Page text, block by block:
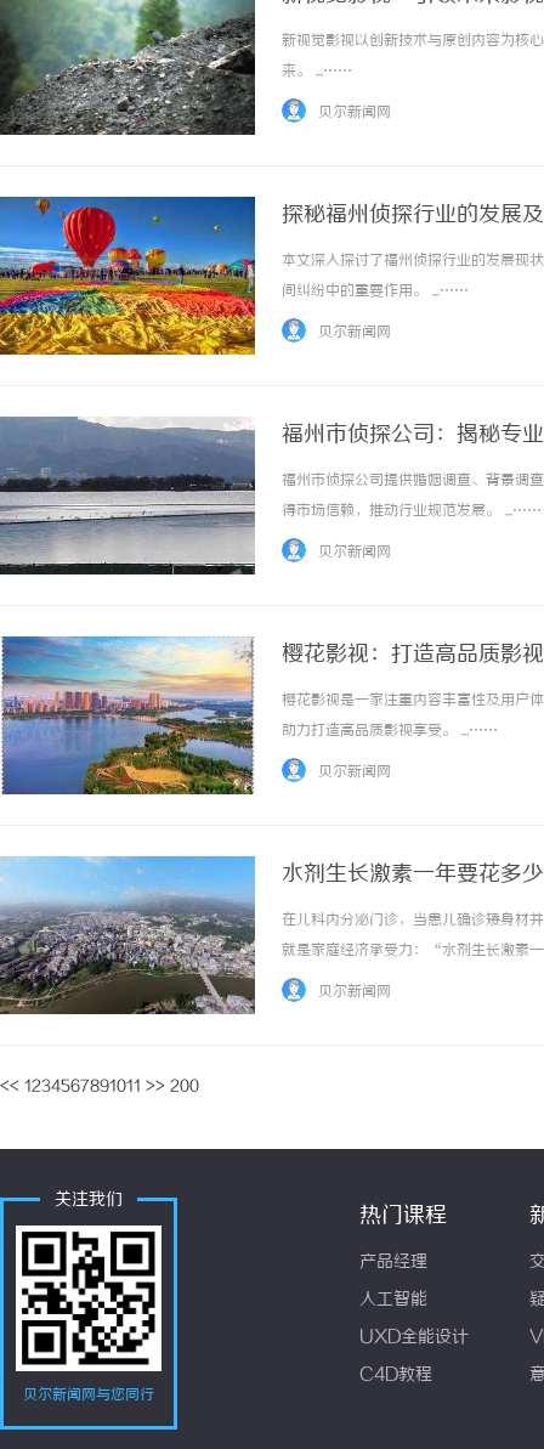
新视觉影视以创新技术与原创内容为核
来。 ...……
贝尔新闻网
探秘福州侦探行业的发展
本文深入探讨了福州侦探行业的发展现
间纠纷中的重要作用。 ...……
贝尔新闻网
福州市侦探公司：揭秘专
福州市侦探公司提供婚姻调查、背景调
得市场信赖，推动行业规范发展。 ...……
贝尔新闻网
樱花影视：打造高品质影
樱花影视是一家注重内容丰富性及用户
助力打造高品质影视享受。 ...……
贝尔新闻网
水剂生长激素一年要花多
2万元的真实费用拆解
在儿科内分泌门诊，当患儿确诊矮身材
就是家庭经济承受力：“水剂生长激素
更多家庭，金赛药业于2026年5月25日
贝尔新闻网
<< 1234567891011 >> 200
关注我们
贝尔新闻网与您同行
热门课程
产品经理
人工智能
UXD全能设计
C4D教程